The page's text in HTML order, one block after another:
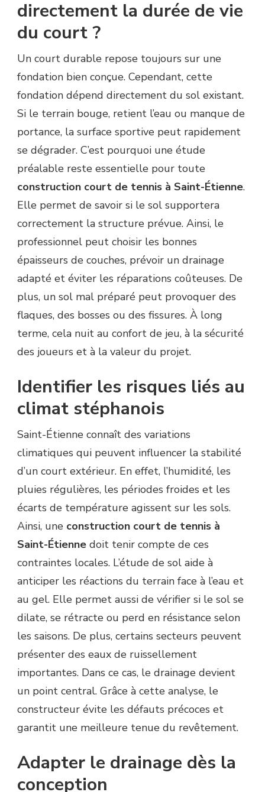
directement la durée de vie
du court ?
Un court durable repose toujours sur une
fondation bien conçue. Cependant, cette
fondation dépend directement du sol existant.
Si le terrain bouge, retient l’eau ou manque de
portance, la surface sportive peut rapidement
se dégrader. C’est pourquoi une étude
préalable reste essentielle pour toute
construction court de tennis à Saint-Étienne.
Elle permet de savoir si le sol supportera
correctement la structure prévue. Ainsi, le
professionnel peut choisir les bonnes
épaisseurs de couches, prévoir un drainage
adapté et éviter les réparations coûteuses. De
plus, un sol mal préparé peut provoquer des
flaques, des bosses ou des fissures. À long
terme, cela nuit au confort de jeu, à la sécurité
des joueurs et à la valeur du projet.
Identifier les risques liés au
climat stéphanois
Saint-Étienne connaît des variations
climatiques qui peuvent influencer la stabilité
d’un court extérieur. En effet, l’humidité, les
pluies régulières, les périodes froides et les
écarts de température agissent sur les sols.
Ainsi, une construction court de tennis à
Saint-Étienne doit tenir compte de ces
contraintes locales. L’étude de sol aide à
anticiper les réactions du terrain face à l’eau et
au gel. Elle permet aussi de vérifier si le sol se
dilate, se rétracte ou perd en résistance selon
les saisons. De plus, certains secteurs peuvent
présenter des eaux de ruissellement
importantes. Dans ce cas, le drainage devient
un point central. Grâce à cette analyse, le
constructeur évite les défauts précoces et
garantit une meilleure tenue du revêtement.
Adapter le drainage dès la
conception